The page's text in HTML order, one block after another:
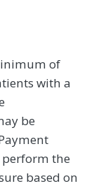
of
with a
be
perform the
based on